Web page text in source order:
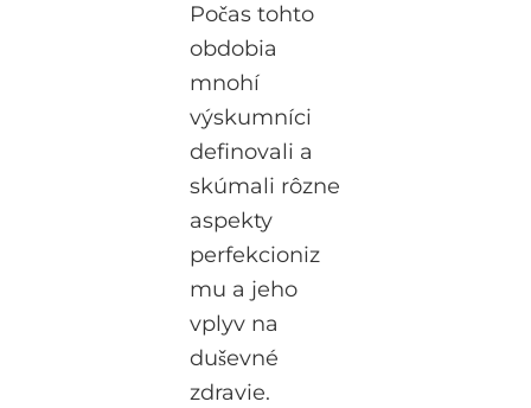
Počas tohto
obdobia
mnohí
výskumníci
definovali a
skúmali rôzne
aspekty
perfekcioniz
mu a jeho
vplyv na
duševné
zdravie.